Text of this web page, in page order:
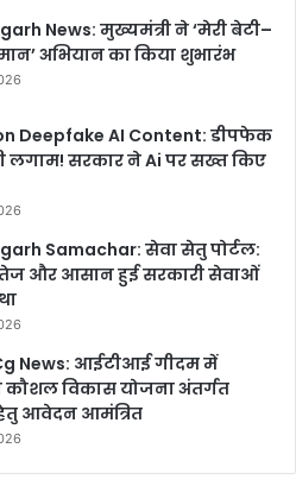
News: मुख्यमंत्री ने ‘मेरी बेटी–
अभियान का किया शुभारंभ
Deepfake AI Content: डीपफेक
लगाम! सरकार ने Ai पर सख्त किए
Samachar: सेवा सेतु पोर्टल:
तेज और आसान हुई सरकारी सेवाओं
News: आईटीआई गीदम में
कौशल विकास योजना अंतर्गत
हेतु आवेदन आमंत्रित